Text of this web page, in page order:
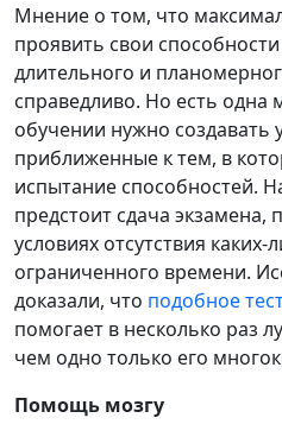
Мнение о том, что
проявить свои
длительного и
справедливо. Но есть одна
обучении нужно создавать
приближенные к тем, в
испытание способностей.
предстоит сдача экзамена,
условиях отсутствия каких-
ограниченного времени.
доказали, что подобное
помогает в несколько раз
чем одно только его
Помощь мозгу